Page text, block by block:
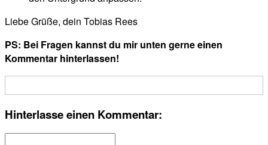
Liebe Grüße, dein Tobias Rees
PS: Bei Fragen kannst du mir unten gerne einen
Kommentar hinterlassen!
Hinterlasse einen Kommentar: